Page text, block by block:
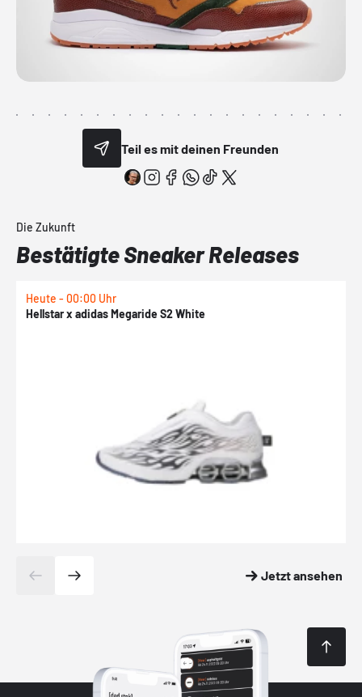
Teil es mit deinen Freunden
Die Zukunft
Bestätigte Sneaker Releases
Heute - 00:00 Uhr
Hellstar x adidas Megaride S2 White
Jetzt ansehen